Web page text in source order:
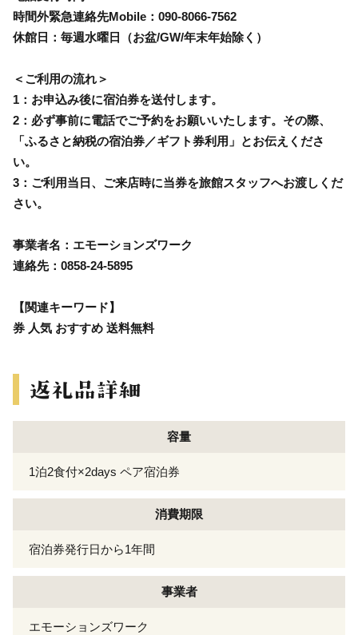
時間外緊急連絡先Mobile：090-8066-7562
休館日：毎週水曜日（お盆/GW/年末年始除く）
＜ご利用の流れ＞
1：お申込み後に宿泊券を送付します。
2：必ず事前に電話でご予約をお願いいたします。その際、
「ふるさと納税の宿泊券／ギフト券利用」とお伝えくださ
い。
3：ご利用当日、ご来店時に当券を旅館スタッフへお渡しくだ
さい。
事業者名：エモーションズワーク
連絡先：0858-24-5895
【関連キーワード】
券 人気 おすすめ 送料無料
容量
1泊2食付×2days ペア宿泊券
消費期限
宿泊券発行日から1年間
事業者
エモーションズワーク